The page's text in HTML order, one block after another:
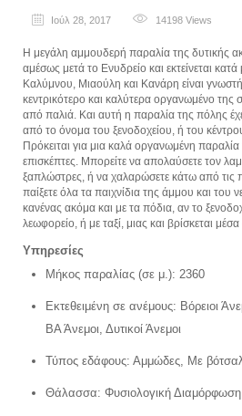
Ιούλ 28, 2017 14198 Views
Η μεγάλη αμμουδερή παραλία της δυτικής
αμέσως μετά το Ενυδρείο και εκτείνεται
Καλύμνου, Μιαούλη και Κανάρη είναι
κεντρικότερο και καλύτερα οργανωμένο
από παλιά. Και αυτή η παραλία της πόλης
από το όνομα του ξενοδοχείου, ή του
Πρόκειται για μια καλά οργανωμένη
επισκέπτες. Μπορείτε να απολαύσετε τον
ξαπλώστρες, ή να χαλαρώσετε κάτω από τις
παίξετε όλα τα παιχνίδια της άμμου και του
κανένας ακόμα και με τα πόδια, αν το
λεωφορείο, ή με ταξί, μιας και βρίσκεται
Υπηρεσίες
Μήκος παραλίας (σε μ.): 2360
Εκτεθειμένη σε ανέμους: Βόρειοι
ΒΑ Άνεμοι, Δυτικοί Άνεμοι
Τύπος εδάφους: Αμμώδες, Με
Θάλασσα: Φυσιολογική